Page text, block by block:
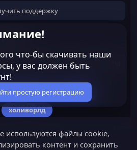
поддержку
спавнеров
спавнера
холиворлд
что-бы скачивать наши
у вас должен быть
простую регистрацию
используются файлы cookie,
контент и сохранить